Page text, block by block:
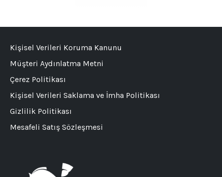
Kişisel Verileri Koruma Kanunu
Müşteri Aydınlatma Metni
Çerez Politikası
Kişisel Verileri Saklama ve İmha Politikası
Gizlilik Politikası
Mesafeli Satış Sözleşmesi